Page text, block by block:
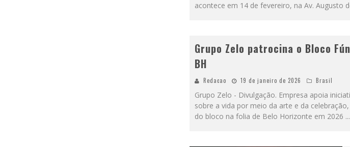
acontece em 14 de fevereiro, na Av. Augusto
Grupo Zelo patrocina o Bloco
BH
Redacao 19 de janeiro de 2026 Brasil
Grupo Zelo - Divulgação. Empresa apoia
sobre a vida por meio da arte e da
do bloco na folia de Belo Horizonte em 2026 ...